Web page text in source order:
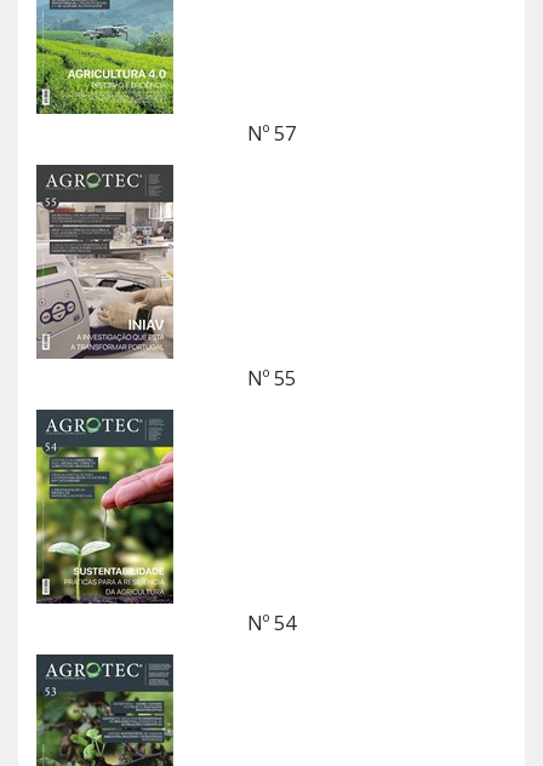
Nº 57
Nº 55
Nº 54